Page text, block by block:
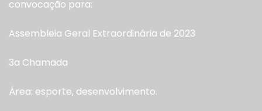
convocação para:
Assembleia Geral Extraordinária de 2023
3a Chamada
Área: esporte, desenvolvimento.